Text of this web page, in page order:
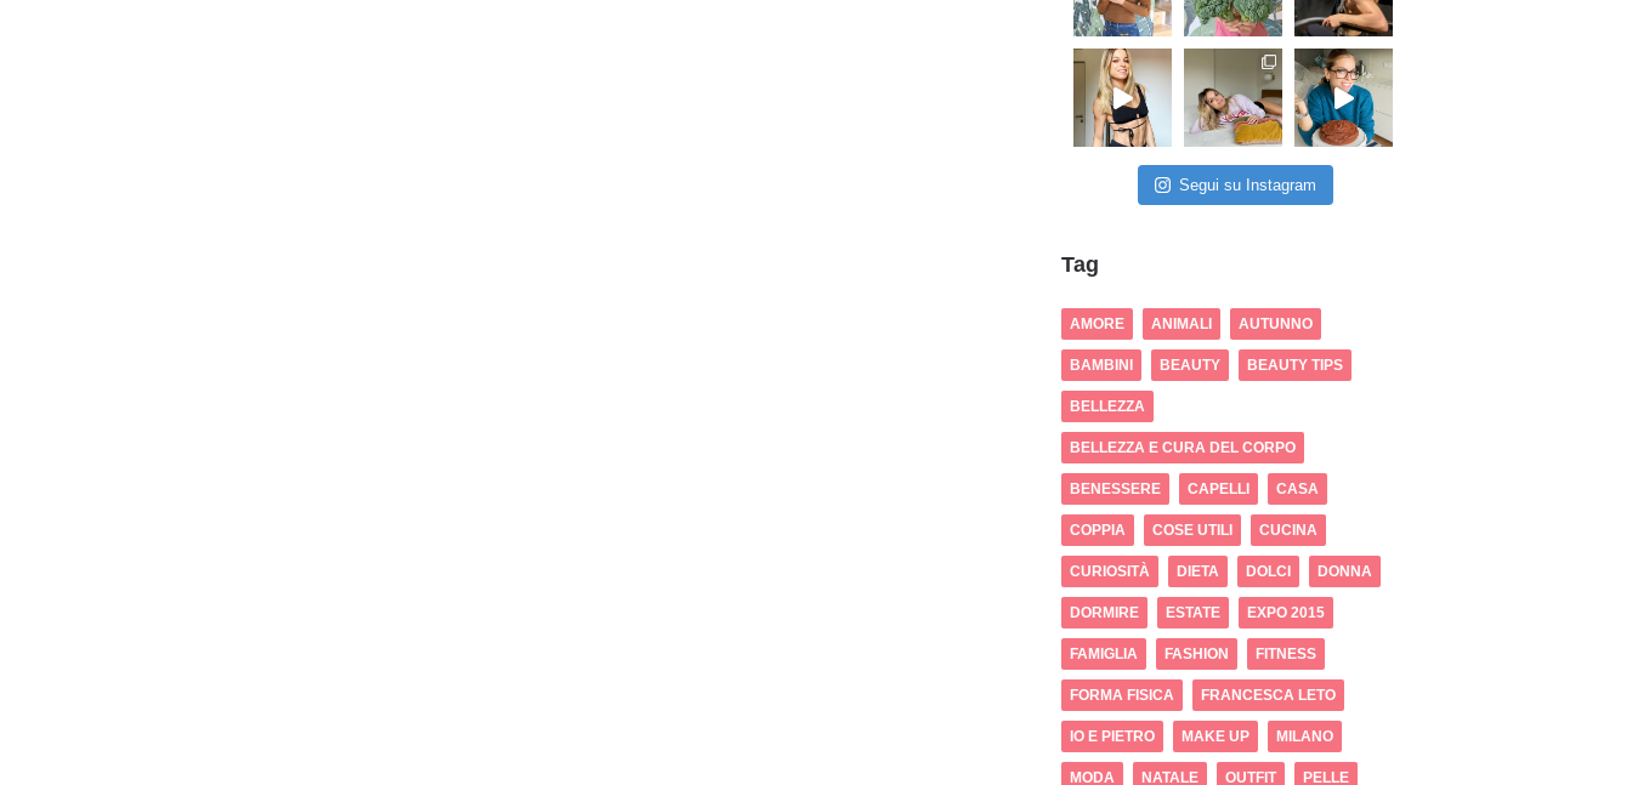
Segui su Instagram
Tag
AMORE ANIMALI AUTUNNO
BAMBINI BEAUTY BEAUTY TIPS
BELLEZZA
BELLEZZA E CURA DEL CORPO
BENESSERE CAPELLI CASA
COPPIA COSE UTILI CUCINA
CURIOSITÀ DIETA DOLCI DONNA
DORMIRE ESTATE EXPO 2015
FAMIGLIA FASHION FITNESS
FORMA FISICA FRANCESCA LETO
IO E PIETRO MAKE UP MILANO
MODA NATALE OUTFIT PELLE